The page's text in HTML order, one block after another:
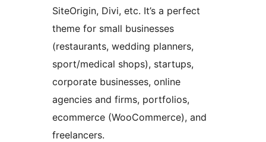
SiteOrigin, Divi, etc. It’s a perfect
theme for small businesses
(restaurants, wedding planners,
sport/medical shops), startups,
corporate businesses, online
agencies and firms, portfolios,
ecommerce (WooCommerce), and
freelancers.